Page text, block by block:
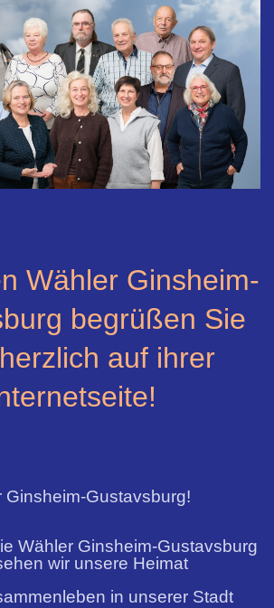
Wähler Ginsheim-
begrüßen Sie
auf ihrer
Ginsheim-Gustavsburg!
Wähler Ginsheim-Gustavsburg
wir unsere Heimat
in unserer Stadt